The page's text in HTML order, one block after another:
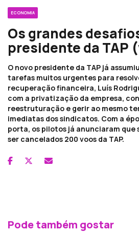
ECONOMIA
Os grandes
presidente da TAP
O novo presidente da TAP já
tarefas muitos urgentes para
recuperação financeira, Luís
com a privatização da empresa,
reestruturação e gerir ao mesmo
imediatas dos sindicatos. Com a
porta, os pilotos já anunciaram que
ser cancelados 200 voos da TAP.
Pode também gostar